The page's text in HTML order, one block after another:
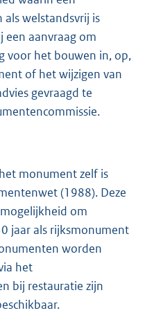
welstandsvrij is
een aanvraag om
voor het bouwen in, op,
of het wijzigen van
gevraagd te
monument zelf is
(1988). Deze
om
jaar als rijksmonument
worden
het
bij restauratie zijn